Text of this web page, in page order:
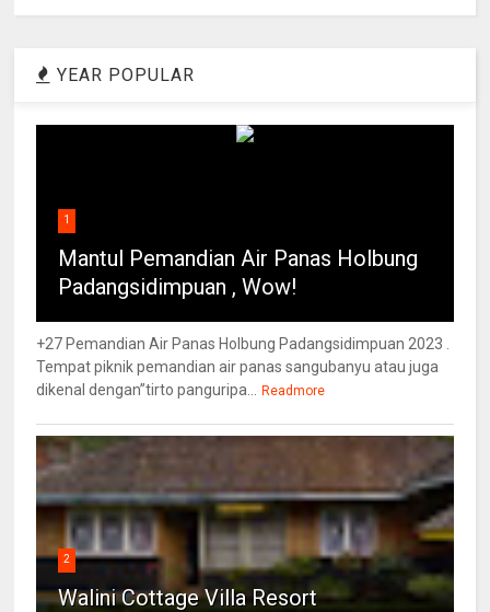
YEAR POPULAR
1
Mantul Pemandian Air Panas Holbung
Padangsidimpuan , Wow!
+27 Pemandian Air Panas Holbung Padangsidimpuan 2023 .
Tempat piknik pemandian air panas sangubanyu atau juga
dikenal dengan”tirto panguripa...
Readmore
2
Walini Cottage Villa Resort